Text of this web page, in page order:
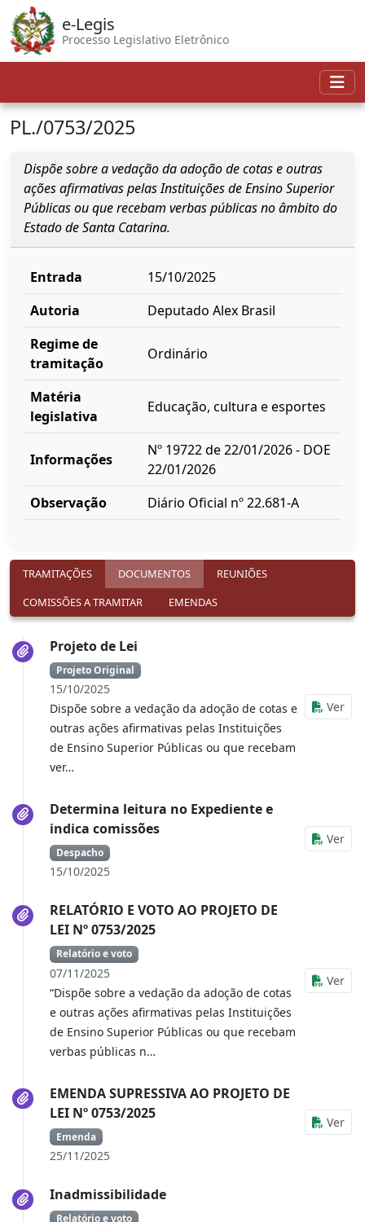
e-Legis
Processo Legislativo Eletrônico
PL./0753/2025
Dispõe sobre a vedação da adoção de cotas e outras
ações afirmativas pelas Instituições de Ensino Superior
Públicas ou que recebam verbas públicas no âmbito do
Estado de Santa Catarina.
Entrada
15/10/2025
Autoria
Deputado Alex Brasil
Regime de
tramitação
Ordinário
Matéria
legislativa
Educação, cultura e esportes
Informações
Nº 19722 de 22/01/2026 - DOE
22/01/2026
Observação
Diário Oficial nº 22.681-A
TRAMITAÇÕES DOCUMENTOS
REUNIÕES
COMISSÕES A TRAMITAR
EMENDAS
Projeto de Lei
Projeto Original
15/10/2025
Dispõe sobre a vedação da adoção de cotas e
outras ações afirmativas pelas Instituições
de Ensino Superior Públicas ou que recebam
ver…
Ver
Determina leitura no Expediente e
indica comissões
Despacho
15/10/2025
Ver
RELATÓRIO E VOTO AO PROJETO DE
LEI Nº 0753/2025
Relatório e voto
07/11/2025
“Dispõe sobre a vedação da adoção de cotas
e outras ações afirmativas pelas Instituições
de Ensino Superior Públicas ou que recebam
verbas públicas n…
Ver
EMENDA SUPRESSIVA AO PROJETO DE
LEI Nº 0753/2025
Emenda
25/11/2025
Ver
Inadmissibilidade
Relatório e voto